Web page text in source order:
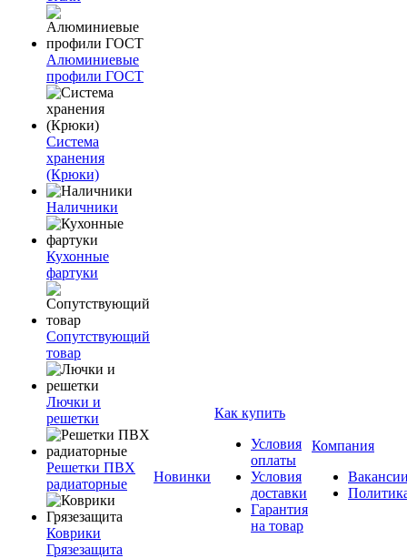
Алюминиевые
профили ГОСТ
Система
хранения
(Крюки)
Наличники
Кухонные
фартуки
Сопутствующий
товар
Лючки и
решетки
Решетки ПВХ
радиаторные
Коврики
Грязезащита
Новинки
Как купить
Условия
оплаты
Условия
доставки
Гарантия
на товар
Компания